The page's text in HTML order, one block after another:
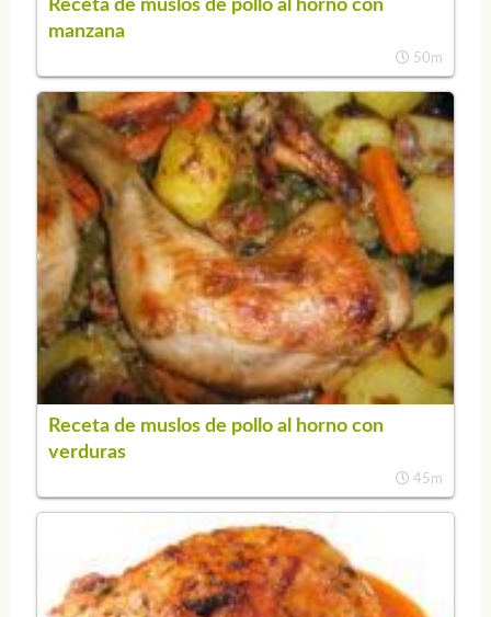
Receta de muslos de pollo al horno con
manzana
50m
Receta de muslos de pollo al horno con
verduras
45m